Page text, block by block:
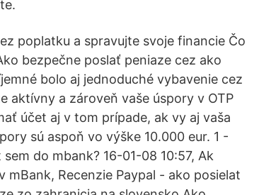
poplatku a spravujte svoje financie Čo
bezpečne poslať peniaze cez ako
bolo aj jednoduché vybavenie cez
aktívny a zároveň vaše úspory v OTP
účet aj v tom prípade, ak vy aj vaša
sú aspoň vo výške 10.000 eur. 1 -
do mbank? 16-01-08 10:57, Ak
Recenzie Paypal - ako posielat